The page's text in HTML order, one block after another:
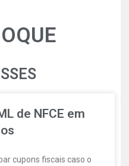
de NFCE em
cupons fiscais caso o